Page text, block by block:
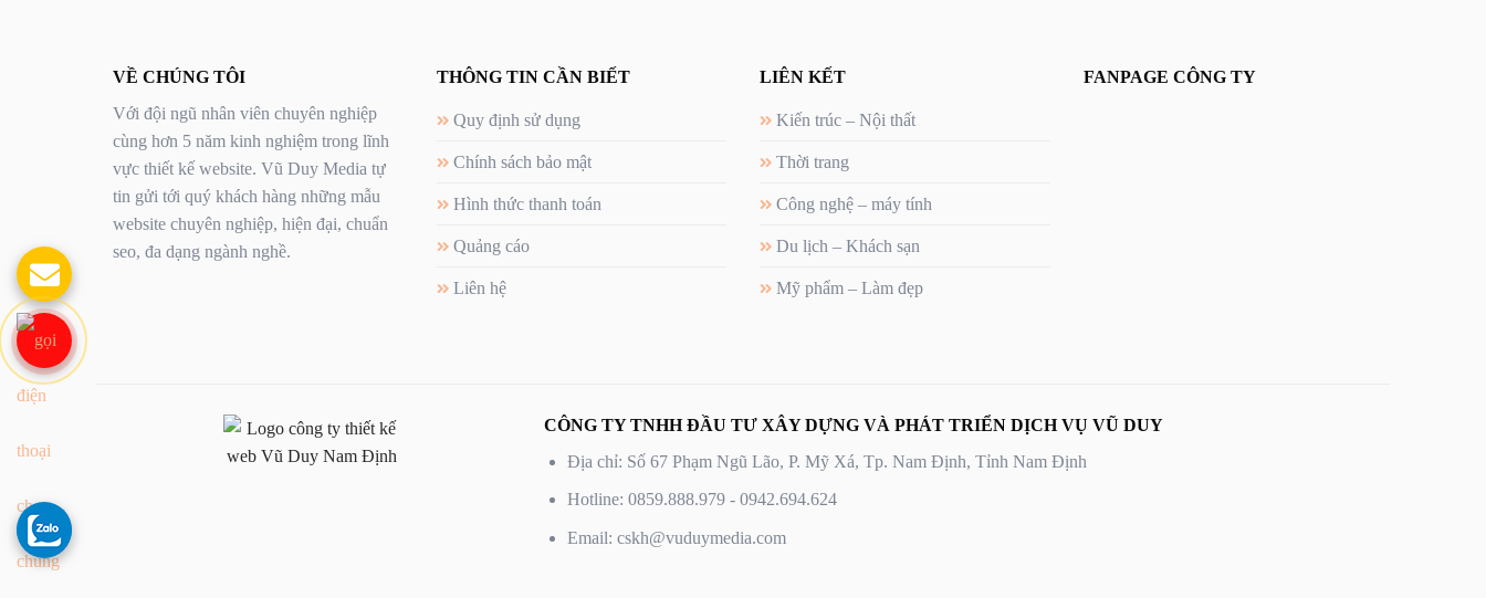
VỀ CHÚNG TÔI
Với đội ngũ nhân viên chuyên nghiệp
cùng hơn 5 năm kinh nghiệm trong lĩnh
vực thiết kế website. Vũ Duy Media tự
tin gửi tới quý khách hàng những mẫu
website chuyên nghiệp, hiện đại, chuẩn
seo, đa dạng ngành nghề.
THÔNG TIN CẦN BIẾT
Quy định sử dụng
Chính sách bảo mật
Hình thức thanh toán
Quảng cáo
Liên hệ
LIÊN KẾT
Kiến trúc – Nội thất
Thời trang
Công nghệ – máy tính
Du lịch – Khách sạn
Mỹ phẩm – Làm đẹp
FANPAGE CÔNG TY
CÔNG TY TNHH ĐẦU TƯ XÂY DỰNG VÀ PHÁT TRIỂN DỊCH VỤ VŨ DUY
Địa chỉ: Số 67 Phạm Ngũ Lão, P. Mỹ Xá, Tp. Nam Định, Tỉnh Nam Định
Hotline: 0859.888.979 - 0942.694.624
Email: cskh@vuduymedia.com